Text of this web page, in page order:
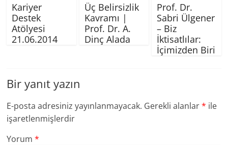
Kariyer
Destek
Atölyesi
21.06.2014
Üç Belirsizlik
Kavramı |
Prof. Dr. A.
Dinç Alada
Prof. Dr.
Sabri Ülgener
– Biz
İktisatlılar:
İçimizden Biri
Bir yanıt yazın
E-posta adresiniz yayınlanmayacak. Gerekli alanlar* ile
işaretlenmişlerdir
Yorum*